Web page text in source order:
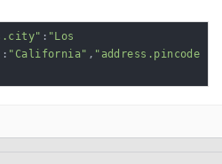
: "Los
: "California" , "address.pincode